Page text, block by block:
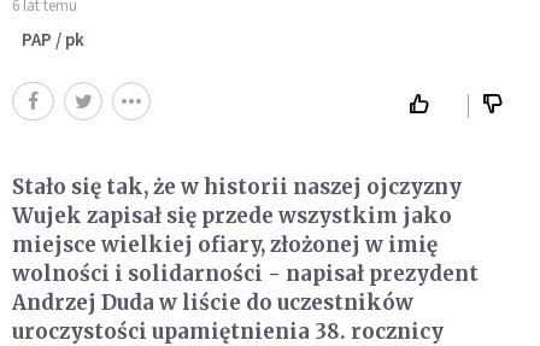
6 lat temu
PAP / pk
Stało się tak, że w historii naszej ojczyzny
Wujek zapisał się przede wszystkim jako
miejsce wielkiej ofiary, złożonej w imię
wolności i solidarności - napisał prezydent
Andrzej Duda w liście do uczestników
uroczystości upamiętnienia 38. rocznicy